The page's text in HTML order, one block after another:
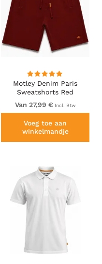
Motley Denim Paris
Sweatshorts Red
Van 27,99 € Incl. Btw
Voeg toe aan
winkelmandje